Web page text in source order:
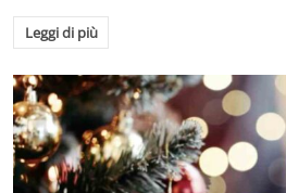
Leggi di più